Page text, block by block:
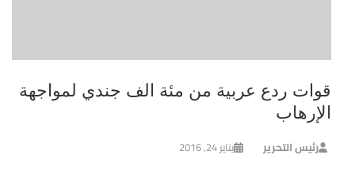
قوات ردع عربية من مئة الف جندي لمواجهة
الإرهاب
رئيس التحرير يناير 24, 2016